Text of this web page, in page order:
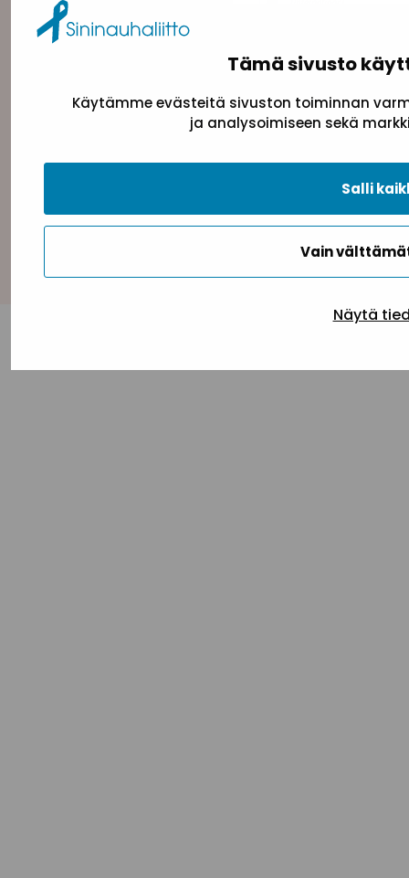
Tämä sivusto
Käytämme evästeitä sivuston toiminnan
ja analysoimiseen sekä
Vain
Salli
Näytä
Evästeseloste